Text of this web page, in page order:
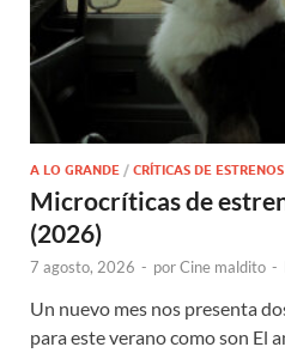
A LO GRANDE / CRÍTICAS DE ESTRENOS
Microcríticas de
(2026)
7 agosto, 2026 - porCine maldito -
Un nuevo mes nos presenta
para este verano como son El